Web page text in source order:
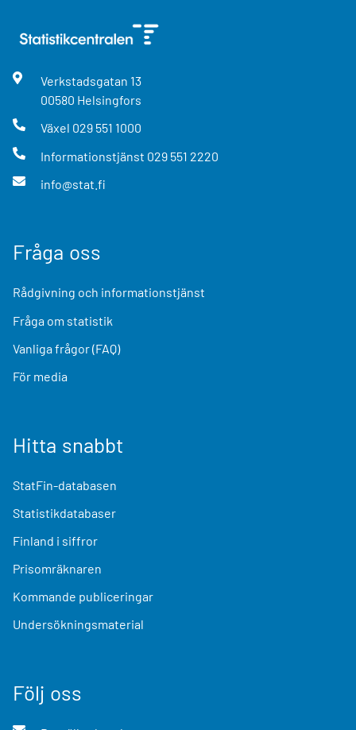
Verkstadsgatan 13
00580 Helsingfors
Växel 029 551 1000
Informationstjänst 029 551 2220
info@stat.fi
Fråga oss
Rådgivning och informationstjänst
Fråga om statistik
Vanliga frågor (FAQ)
För media
Hitta snabbt
StatFin-databasen
Statistikdatabaser
Finland i siffror
Prisomräknaren
Kommande publiceringar
Undersökningsmaterial
Följ oss